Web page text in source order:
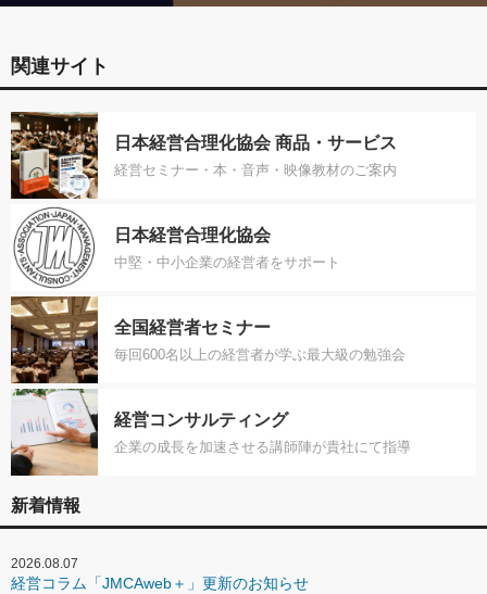
関連サイト
日本経営合理化協会 商品・サービス
経営セミナー・本・音声・映像教材のご案内
日本経営合理化協会
中堅・中小企業の経営者をサポート
全国経営者セミナー
毎回600名以上の経営者が学ぶ最大級の勉強会
経営コンサルティング
企業の成長を加速させる講師陣が貴社にて指導
新着情報
2026.08.07
経営コラム「JMCAweb＋」更新のお知らせ